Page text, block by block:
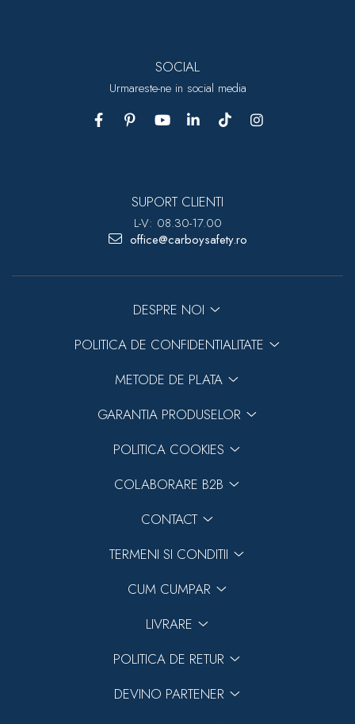
SOCIAL
Urmareste-ne in social media
SUPORT CLIENTI
L-V: 08.30-17.00
office@carboysafety.ro
DESPRE NOI
POLITICA DE CONFIDENTIALITATE
METODE DE PLATA
GARANTIA PRODUSELOR
POLITICA COOKIES
COLABORARE B2B
CONTACT
TERMENI SI CONDITII
CUM CUMPAR
LIVRARE
POLITICA DE RETUR
DEVINO PARTENER